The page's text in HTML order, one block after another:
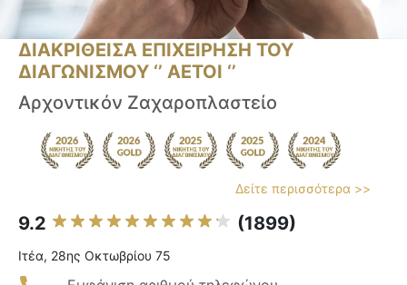
ΔΙΑΚΡΙΘΕΙΣΑ ΕΠΙΧΕΙΡΗΣΗ ΤΟΥ
ΔΙΑΓΩΝΙΣΜΟΥ ‘’ ΑΕΤΟΙ ‘’
Αρχοντικόν Ζαχαροπλαστείο
Δείτε περισσότερα >>
9.2 (1899)
Ιτέα, 28ης Οκτωβρίου 75